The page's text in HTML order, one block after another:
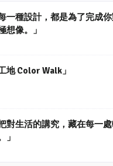
每一種設計，都是為了完成
想像。」
工地 Color Walk」
把對生活的講究，藏在每一
」